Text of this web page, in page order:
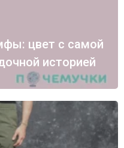
цвет с самой
историей